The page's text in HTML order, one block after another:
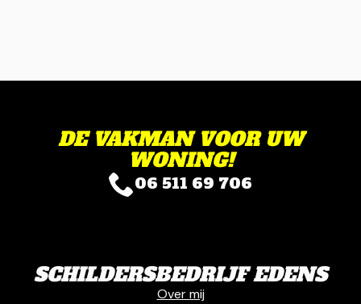
DE VAKMAN VOOR UW
WONING!
06 511 69 706
SCHILDERSBEDRIJF EDENS
Over mij